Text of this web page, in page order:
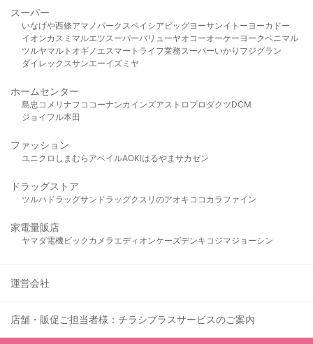
スーパー
いなげや西條アマノパークスベイシア ビッグヨーサンイトーヨーカドー
イオンカスミ マルエツスーパーバリューヤオコーオーケー ヨークベニマル
ツルヤマルト オギノ エスマート ライフ業務スーパーいかり フジグラン
ダイレックスサンエーイズミヤ
ホームセンター
島忠 コメリ ナフコ コーナンカインズアストロプロダクツDCM
ジョイフル本田
ファッション
ユニクロ しまむら アベイルAOKIはるやま サカゼン
ドラッグストア
ツルハドラッグサンドラッグクスリのアオキ ココカラファイン
家電量販店
ヤマダ電機ビックカメラ エディオンケーズデンキ コジマジョーシン
運営会社
店舗・販促ご担当者様：チラシプラスサービスのご案内